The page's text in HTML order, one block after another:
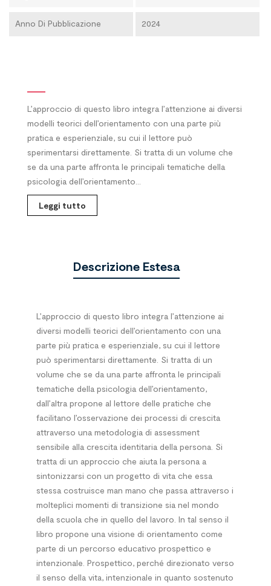
Anno Di Pubblicazione 2024
L’approccio di questo libro integra l’attenzione ai diversi
modelli teorici dell’orientamento con una parte più
pratica e esperienziale, su cui il lettore può
sperimentarsi direttamente. Si tratta di un volume che
se da una parte affronta le principali tematiche della
psicologia dell’orientamento...
Leggi tutto
Descrizione Estesa
L’approccio di questo libro integra l’attenzione ai
diversi modelli teorici dell’orientamento con una
parte più pratica e esperienziale, su cui il lettore
può sperimentarsi direttamente. Si tratta di un
volume che se da una parte affronta le principali
tematiche della psicologia dell’orientamento,
dall’altra propone al lettore delle pratiche che
facilitano l’osservazione dei processi di crescita
attraverso una metodologia di assessment
sensibile alla crescita identitaria della persona. Si
tratta di un approccio che aiuta la persona a
sintonizzarsi con un progetto di vita che essa
stessa costruisce man mano che passa attraverso i
molteplici momenti di transizione sia nel mondo
della scuola che in quello del lavoro. In tal senso il
libro propone una visione di orientamento come
parte di un percorso educativo prospettico e
intenzionale. Prospettico, perché direzionato verso
il senso della vita, intenzionale in quanto sostenuto